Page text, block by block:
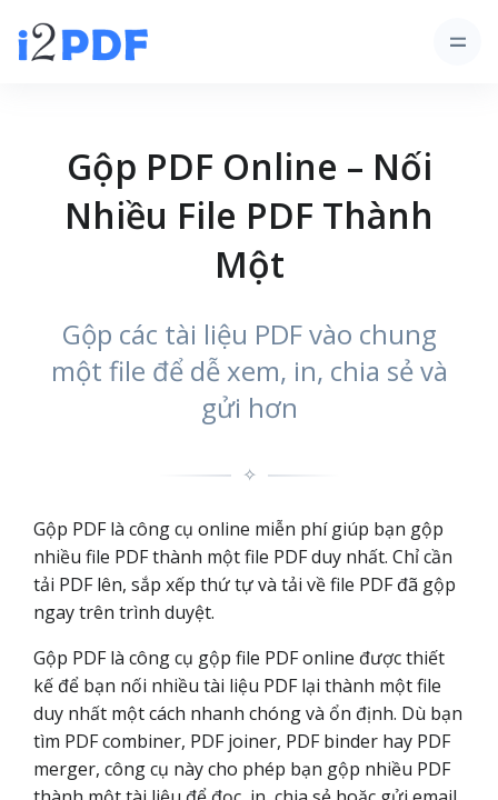
Gộp PDF Online – Nối
Nhiều File PDF Thành
Một
Gộp các tài liệu PDF vào chung
một file để dễ xem, in, chia sẻ và
gửi hơn
✧
Gộp PDF là công cụ online miễn phí giúp bạn gộp
nhiều file PDF thành một file PDF duy nhất. Chỉ cần
tải PDF lên, sắp xếp thứ tự và tải về file PDF đã gộp
ngay trên trình duyệt.
Gộp PDF là công cụ gộp file PDF online được thiết
kế để bạn nối nhiều tài liệu PDF lại thành một file
duy nhất một cách nhanh chóng và ổn định. Dù bạn
tìm PDF combiner, PDF joiner, PDF binder hay PDF
merger, công cụ này cho phép bạn gộp nhiều PDF